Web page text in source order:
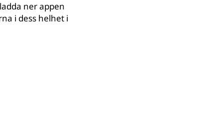
ner appen
i dess helhet i